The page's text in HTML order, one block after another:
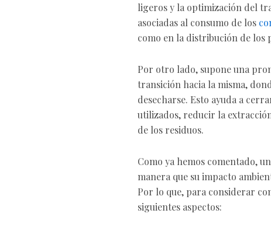
ligeros y la optimización del
asociadas al consumo de los
como en la distribución de los
Por otro lado, supone una
transición hacia la misma,
desecharse. Esto ayuda a
utilizados, reducir la
de los residuos.
Como ya hemos comentado,
manera que su impacto
Por lo que, para considerar
siguientes aspectos: